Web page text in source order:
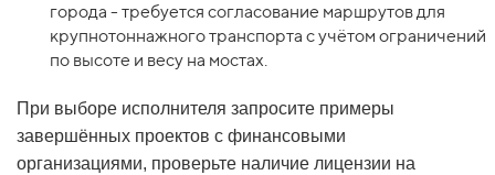
города - требуется согласование маршрутов для
крупнотоннажного транспорта с учётом ограничений
по высоте и весу на мостах.
При выборе исполнителя запросите примеры
завершённых проектов с финансовыми
организациями, проверьте наличие лицензии на